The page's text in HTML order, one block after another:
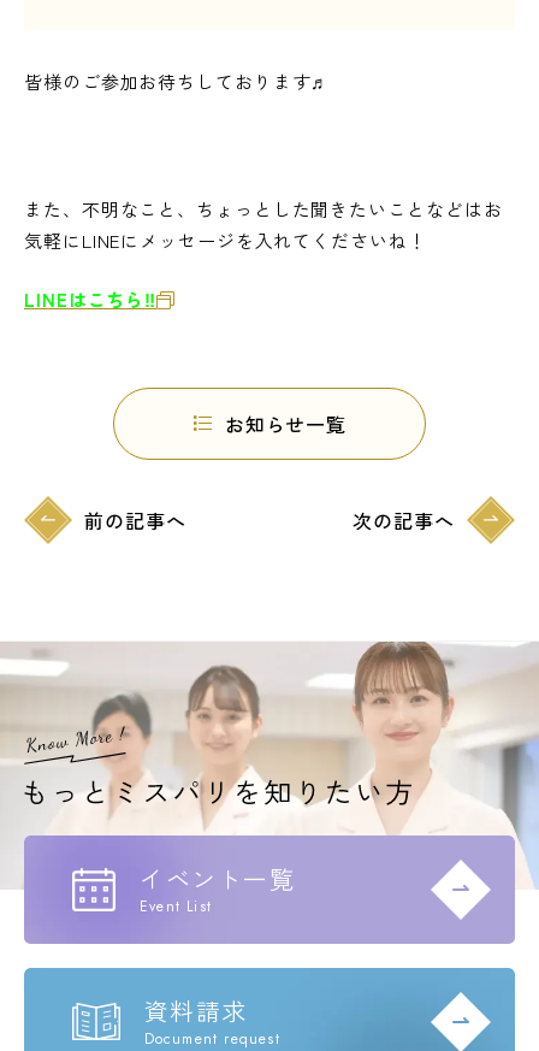
皆様のご参加お待ちしております♬
また、不明なこと、ちょっとした聞きたいことなどはお
気軽にLINEにメッセージを入れてくださいね！
LINEはこちら‼
前の記事へ
お知らせ一覧
次の記事へ
イベント一覧
Event List
資料請求
Document request